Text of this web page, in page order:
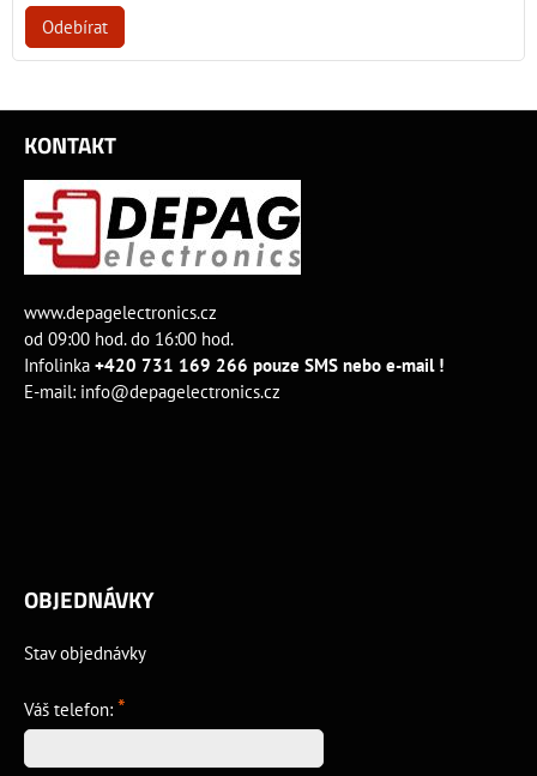
Odebírat
KONTAKT
www.depagelectronics.cz
od 09:00 hod. do 16:00 hod.
Infolinka +420 731 169 266 pouze SMS nebo e-mail !
E-mail: info@depagelectronics.cz
OBJEDNÁVKY
Stav objednávky
Váš telefon: *